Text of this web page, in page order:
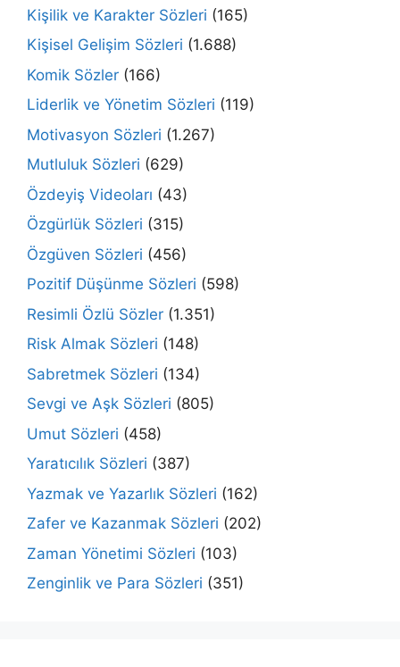
Kişilik ve Karakter Sözleri (165)
Kişisel Gelişim Sözleri (1.688)
Komik Sözler (166)
Liderlik ve Yönetim Sözleri (119)
Motivasyon Sözleri (1.267)
Mutluluk Sözleri (629)
Özdeyiş Videoları (43)
Özgürlük Sözleri (315)
Özgüven Sözleri (456)
Pozitif Düşünme Sözleri (598)
Resimli Özlü Sözler (1.351)
Risk Almak Sözleri (148)
Sabretmek Sözleri (134)
Sevgi ve Aşk Sözleri (805)
Umut Sözleri (458)
Yaratıcılık Sözleri (387)
Yazmak ve Yazarlık Sözleri (162)
Zafer ve Kazanmak Sözleri (202)
Zaman Yönetimi Sözleri (103)
Zenginlik ve Para Sözleri (351)